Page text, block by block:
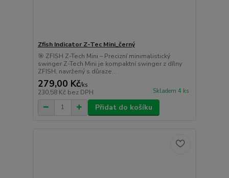
Zfish Indicator Z-Tec Mini_černý
🎯 ZFISH Z-Tech Mini – Precizní minimalistický
swinger Z-Tech Mini je kompaktní swinger z dílny
ZFISH, navržený s důraze...
279,00 Kč/ks
230,58 Kč bez DPH Skladem 4 ks
Přidat do košíku